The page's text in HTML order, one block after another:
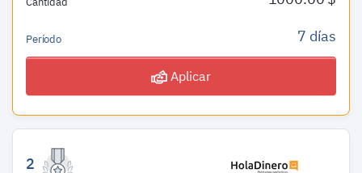
Período 7 días
Aplicar
2